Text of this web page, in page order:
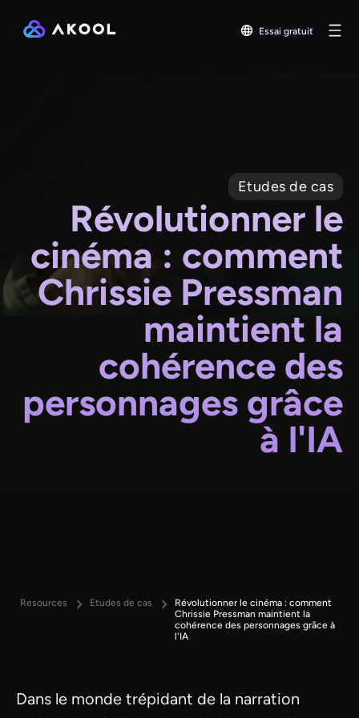
Essai gratuit
Etudes de cas
Révolutionner le
cinéma : comment
Chrissie Pressman
maintient la
cohérence des
personnages grâce
à l'IA
Resources Etudes de cas
Révolutionner le cinéma : comment
Chrissie Pressman maintient la
cohérence des personnages grâce à
l'IA
Dans le monde trépidant de la narration